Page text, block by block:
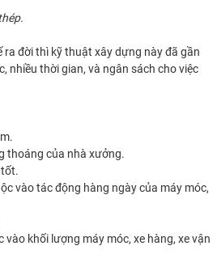
đời thì kỹ thuật xây dựng này đã gần
nhiều thời gian, và ngân sách cho việc
thoáng của nhà xưởng.
tốt.
vào tác động hàng ngày của máy móc,
khối lượng máy móc, xe hàng, xe vận